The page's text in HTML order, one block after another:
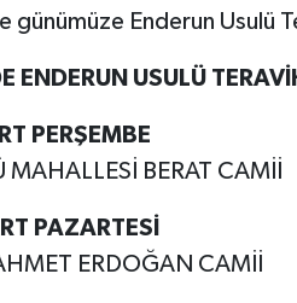
günümüze Enderun Usulü
ENDERUN USULÜ
PERŞEMBE
MAHALLESİ BERAT CAMİİ
PAZARTESİ
ERDOĞAN CAMİİ